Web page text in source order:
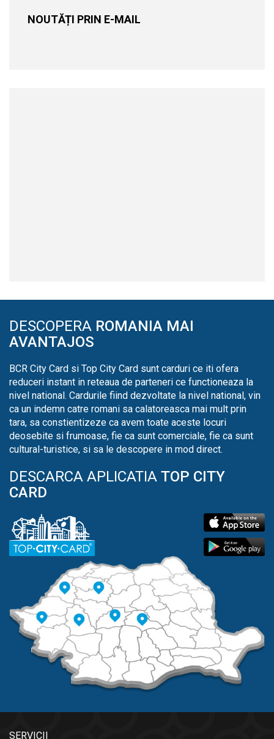
NOUTĂȚI PRIN E-MAIL
DESCOPERA ROMANIA MAI
AVANTAJOS
BCR City Card si Top City Card sunt carduri ce iti ofera
reduceri instant in reteaua de parteneri ce functioneaza la
nivel national. Cardurile fiind dezvoltate la nivel national, vin
ca un indemn catre romani sa calatoreasca mai mult prin
tara, sa constientizeze ca avem toate aceste locuri
deosebite si frumoase, fie ca sunt comerciale, fie ca sunt
cultural-turistice, si sa le descopere in mod direct.
DESCARCA APLICATIA TOP CITY
CARD
SERVICII